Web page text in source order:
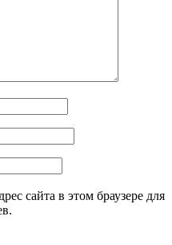
сайта в этом браузере для